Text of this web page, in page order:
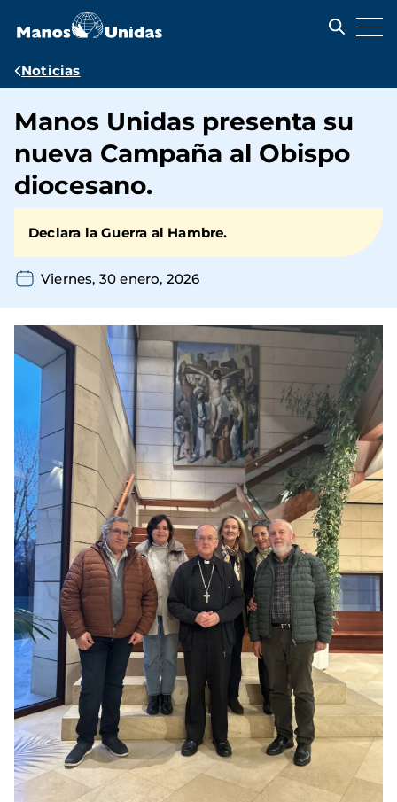
contenido
Ruta
navegación
Noticias
Manos Unidas presenta su
nueva Campaña al Obispo
diocesano.
Declara laGuerra al Hambre.
Viernes, 30 enero, 2026